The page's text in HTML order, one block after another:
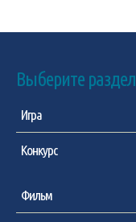
Выберите раздел
Игра
Конкурс
Фильм